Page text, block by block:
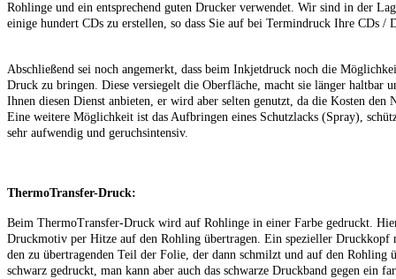
Rohlinge und ein entsprechend guten Drucker verwendet. Wir sind in der
einige hundert CDs zu erstellen, so dass Sie auf bei Termindruck Ihre CDs /
Abschließend sei noch angemerkt, dass beim Inkjetdruck noch die
Druck zu bringen. Diese versiegelt die Oberfläche, macht sie länger haltbar
Ihnen diesen Dienst anbieten, er wird aber selten genutzt, da die Kosten den
Eine weitere Möglichkeit ist das Aufbringen eines Schutzlacks (Spray),
sehr aufwendig und geruchsintensiv.
ThermoTransfer-Druck:
Beim ThermoTransfer-Druck wird auf Rohlinge in einer Farbe gedruckt.
Druckmotiv per Hitze auf den Rohling übertragen. Ein spezieller Druckkopf
den zu übertragenden Teil der Folie, der dann schmilzt und auf den
schwarz gedruckt, man kann aber auch das schwarze Druckband gegen ein